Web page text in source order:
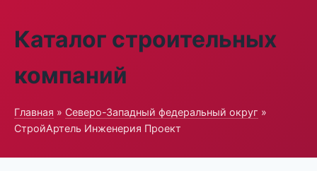
Каталог строительных
компаний
Главная » Северо-Западный федеральный округ »
СтройАртель Инженерия Проект